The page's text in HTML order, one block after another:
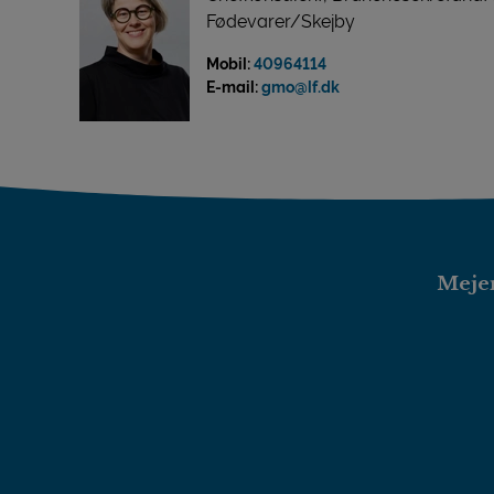
Fødevarer/Skejby
Mobil:40964114
E-mail:gmo@lf.dk